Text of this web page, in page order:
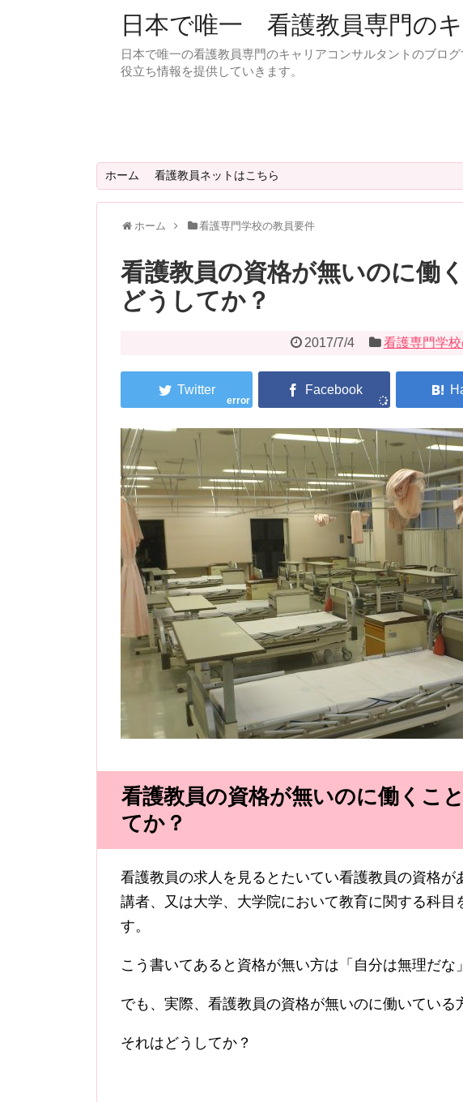
日本で唯一 看護教員専門の
日本で唯一の看護教員専門のキャリアコンサルタントのブロ
役立ち情報を提供していきます。
ホーム 看護教員ネットはこちら
ホーム 看護専門学校の教員要件
看護教員の資格が無いのに働
どうしてか？
2017/7/4 看護専門学
error
看護教員の資格が無いのに働くこ
てか？
看護教員の求人を見るとたいてい看護教員の資格が
講者、又は大学、大学院において教育に関する科目
す。
こう書いてあると資格が無い方は「自分は無理だな
でも、実際、看護教員の資格が無いのに働いている
それはどうしてか？